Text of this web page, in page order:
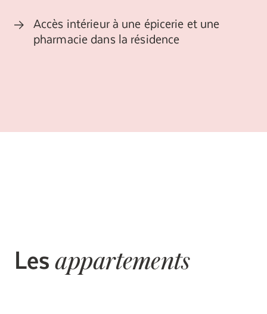
Accès intérieur à une épicerie et une
pharmacie dans la résidence
Lesappartements